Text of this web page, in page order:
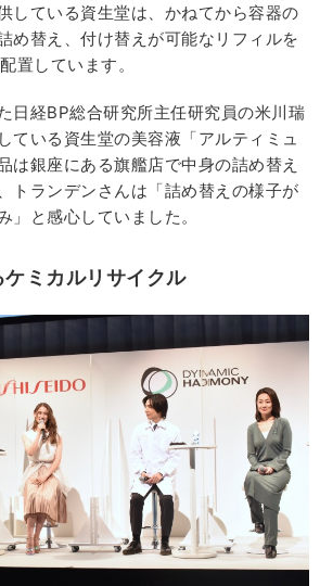
している資生堂は、かねてから容器の
め替え、付け替えが可能なリフィルを
置しています。
日経BP総合研究所主任研究員の米川瑞
ている資生堂の美容液「アルティミュ
は銀座にある旗艦店で中身の詰め替え
トランデンさんは「詰め替えの様子が
」と感心していました。
ミカルリサイクル